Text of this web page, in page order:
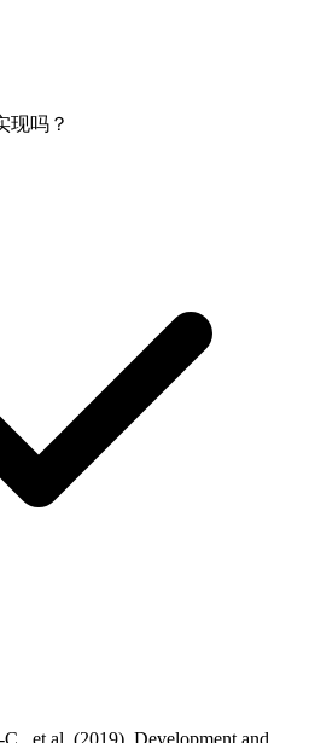
现吗？
et al. (2019). Development and